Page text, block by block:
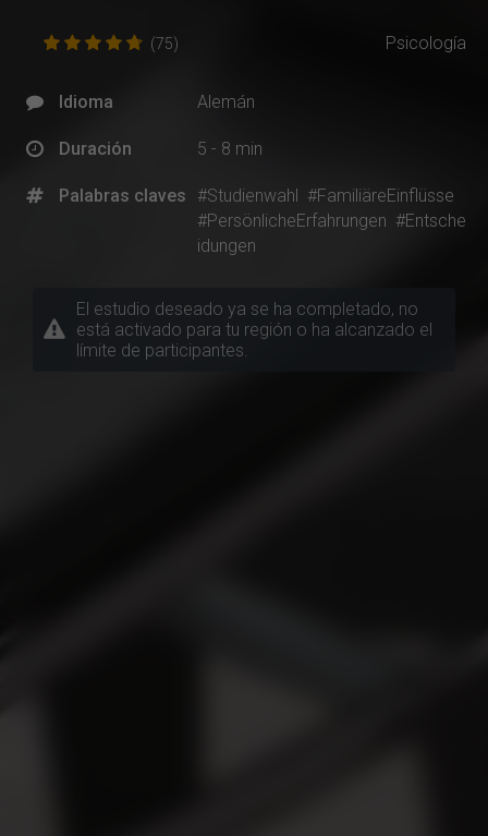
(75) Psicología
Idioma Alemán
Duración 5 - 8 min
Palabras claves #Studienwahl
#FamiliäreEinflüsse
#PersönlicheErfahrungen #Entsche
idungen
El estudio deseado ya se ha completado, no
está activado para tu región o ha alcanzado el
límite de participantes.